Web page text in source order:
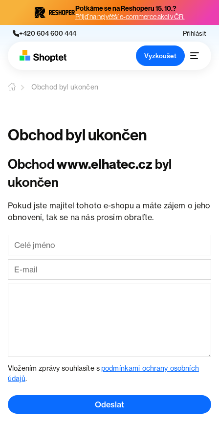
Potkáme se na Reshoperu 15. 10.?
Přijď na největší e-commerce akci v ČR.
+420 604 600 444 Přihlásit
Vyzkoušet
Obchod byl ukončen
Obchod byl ukončen
Obchodwww.elhatec.cz byl
ukončen
Pokud jste majitel tohoto e-shopu a máte zájem o jeho
obnovení, tak se na nás prosím obraťte.
Vložením zprávy souhlasíte spodmínkami ochrany osobních
údajů.
Odeslat